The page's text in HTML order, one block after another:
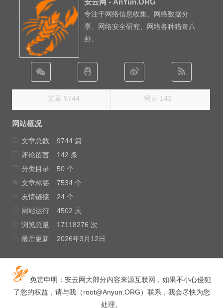
专注于网络信息收集、网络数据分
享、网络安全研究、网络各种猎奇八
卦。
文章 9744 留言 142
网站概况
文章总数
9744 篇
评论留言
142 条
分类目录
50 个
文章标签
7534 个
友情链接
24 个
网站运行
4502 天
浏览总量
17118276 次
最后更新
2026年3月12日
免责申明：安云网大部分内容来源互联网，如果不小心侵犯
了您的权益，请与我（root@Anyun.ORG）联系，我会尽快为您
处理。